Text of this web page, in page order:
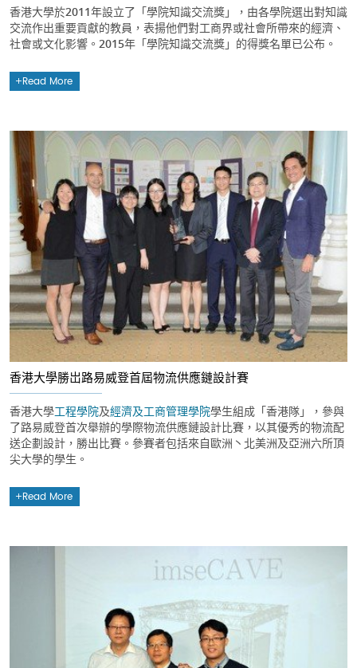
香港大學於2011年設立了「學院知識交流獎」，由各學院選出對知識
交流作出重要貢獻的教員，表揚他們對工商界或社會所帶來的經濟、
社會或文化影響。2015年「學院知識交流獎」的得獎名單已公布。
Read More
香港大學勝岀路易威登首屆物流供應鏈設計賽
香港大學工程學院及經濟及工商管理學院學生組成「香港隊」，參與
了路易威登首次舉辦的學際物流供應鏈設計比賽，以其優秀的物流配
送企劃設計，勝出比賽。參賽者包括來自歐洲丶北美洲及亞洲六所頂
尖大學的學生。
Read More